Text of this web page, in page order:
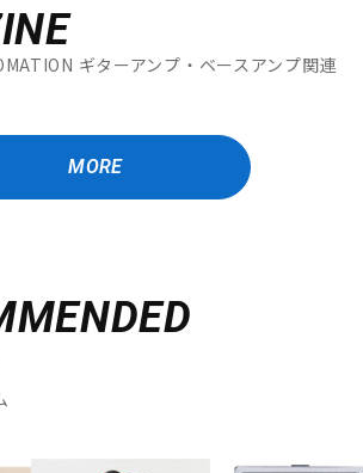
ギターアンプ・ベースアンプ関連
MORE